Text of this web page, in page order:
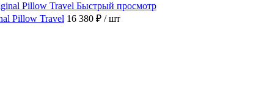
Быстрый просмотр
Pillow Travel 16 380 ₽ / шт